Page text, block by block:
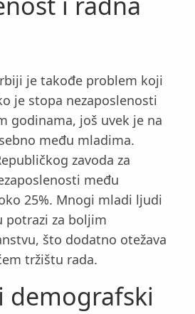
je takođe problem koji
je stopa nezaposlenosti
godinama, još uvek je na
među mladima.
zavoda za
među
25%. Mnogi mladi ljudi
potrazi za boljim
što dodatno otežava
tržištu rada.
demografski